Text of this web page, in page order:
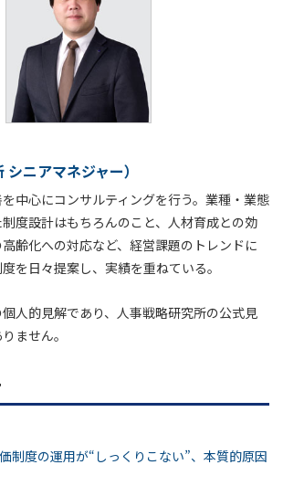
シニアマネジャー）
中心にコンサルティングを行う。業種・業態
度設計はもちろんのこと、人材育成との効
齢化への対応など、経営課題のトレンドに
を日々提案し、実績を重ねている。
人的見解であり、人事戦略研究所の公式見
ません。
制度の運用が“しっくりこない”、本質的原因